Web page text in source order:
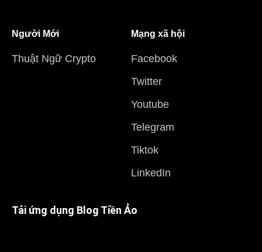
Người Mới
Thuật Ngữ Crypto
Mạng xã hội
Facebook
Twitter
Youtube
Telegram
Tiktok
LinkedIn
Tải ứng dụng Blog Tiền Ảo